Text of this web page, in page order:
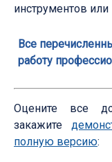
инструментов
Все
работу
Оцените все
закажите
полную версию: